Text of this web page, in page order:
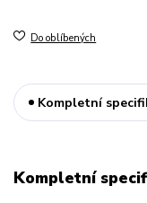
Do oblíbených
Kompletní
Kompletní